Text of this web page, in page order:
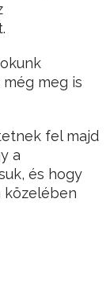
meg is
fel majd
a
és hogy
közelében